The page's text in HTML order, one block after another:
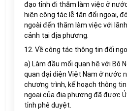
đạo tỉnh đi thăm làm việc ở
hiện công tác lễ tân đối ngoại,
ngoài đến thăm làm việc với
cảnh tại địa phương.
12. Về công tác thông tin đối
a) Làm đầu mối quan hệ với Bộ
quan đại diện Việt Nam ở nước
chương trình, kế hoạch thông
ngoại của địa phương đã được
tỉnh phê duyệt.